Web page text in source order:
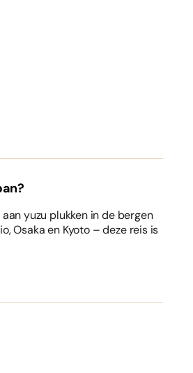
yuzu plukken in de bergen
Osaka en Kyoto – deze reis is